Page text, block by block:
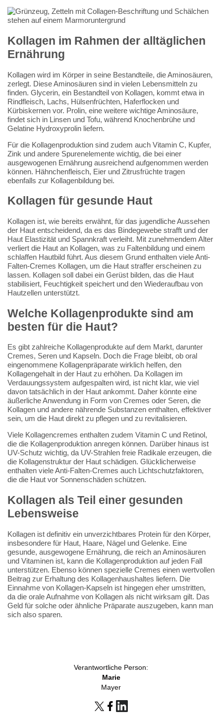
Kollagen im Rahmen der alltäglichen
Ernährung
Kollagen wird im Körper in seine Bestandteile, die Aminosäuren,
zerlegt. Diese Aminosäuren sind in vielen Lebensmitteln zu
finden. Glycerin, ein Bestandteil von Kollagen, kommt etwa in
Rindfleisch, Lachs, Hülsenfrüchten, Haferflocken und
Kürbiskernen vor. Prolin, eine weitere wichtige Aminosäure,
findet sich in Linsen und Tofu, während Knochenbrühe und
Gelatine Hydroxyprolin liefern.
Für die Kollagenproduktion sind zudem auch Vitamin C, Kupfer,
Zink und andere Spurenelemente wichtig, die bei einer
ausgewogenen Ernährung ausreichend aufgenommen werden
können. Hähnchenfleisch, Eier und Zitrusfrüchte tragen
ebenfalls zur Kollagenbildung bei.
Kollagen für gesunde Haut
Kollagen ist, wie bereits erwähnt, für das jugendliche Aussehen
der Haut entscheidend, da es das Bindegewebe strafft und der
Haut Elastizität und Spannkraft verleiht. Mit zunehmendem Alter
verliert die Haut an Kollagen, was zu Faltenbildung und einem
schlaffen Hautbild führt. Aus diesem Grund enthalten viele Anti-
Falten-Cremes Kollagen, um die Haut straffer erscheinen zu
lassen. Kollagen soll dabei ein Gerüst bilden, das die Haut
stabilisiert, Feuchtigkeit speichert und den Wiederaufbau von
Hautzellen unterstützt.
Welche Kollagenprodukte sind am
besten für die Haut?
Es gibt zahlreiche Kollagenprodukte auf dem Markt, darunter
Cremes, Seren und Kapseln. Doch die Frage bleibt, ob oral
eingenommene Kollagenpräparate wirklich helfen, den
Kollagengehalt in der Haut zu erhöhen. Da Kollagen im
Verdauungssystem aufgespalten wird, ist nicht klar, wie viel
davon tatsächlich in der Haut ankommt. Daher könnte eine
äußerliche Anwendung in Form von Cremes oder Seren, die
Kollagen und andere nährende Substanzen enthalten, effektiver
sein, um die Haut direkt zu pflegen und zu revitalisieren.
Viele Kollagencremes enthalten zudem Vitamin C und Retinol,
die die Kollagenproduktion anregen können. Darüber hinaus ist
UV-Schutz wichtig, da UV-Strahlen freie Radikale erzeugen, die
die Kollagenstruktur der Haut schädigen. Glücklicherweise
enthalten viele Anti-Falten-Cremes auch Lichtschutzfaktoren,
die die Haut vor Sonnenschäden schützen.
Kollagen als Teil einer gesunden
Lebensweise
Kollagen ist definitiv ein unverzichtbares Protein für den Körper,
insbesondere für Haut, Haare, Nägel und Gelenke. Eine
gesunde, ausgewogene Ernährung, die reich an Aminosäuren
und Vitaminen ist, kann die Kollagenproduktion auf jeden Fall
unterstützen. Ebenso können spezielle Cremes einen wertvollen
Beitrag zur Erhaltung des Kollagenhaushaltes liefern. Die
Einnahme von Kollagen-Kapseln ist hingegen eher umstritten,
da die orale Aufnahme von Kollagen als nicht wirksam gilt. Das
Geld für solche oder ähnliche Präparate auszugeben, kann man
sich also sparen.
Verantwortliche Person:
Marie
Mayer